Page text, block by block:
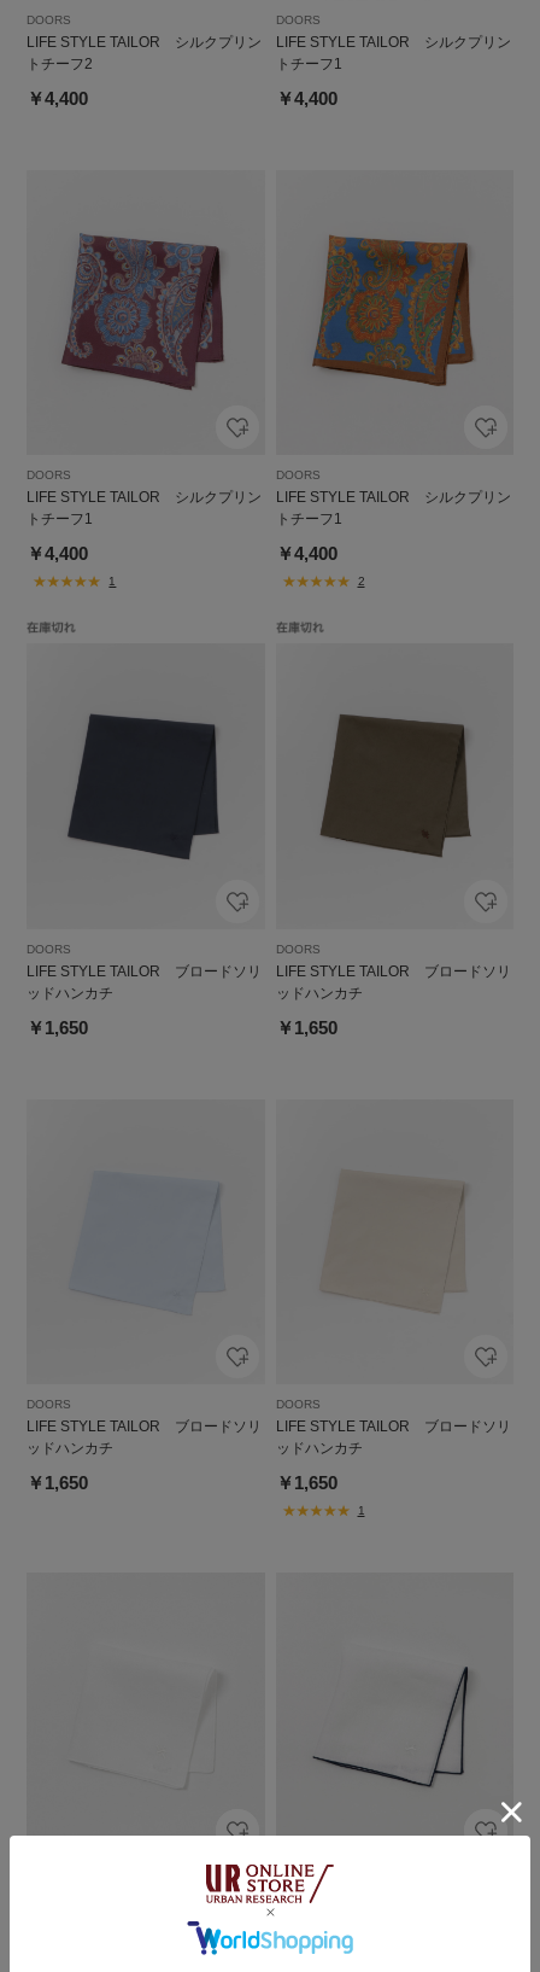
DOORS
LIFE STYLE TAILOR シルクプリン
トチーフ2
￥4,400
DOORS
LIFE STYLE TAILOR シルクプリン
トチーフ1
￥4,400
DOORS
LIFE STYLE TAILOR シルクプリン
トチーフ1
￥4,400
1
DOORS
LIFE STYLE TAILOR シルクプリン
トチーフ1
￥4,400
2
DOORS
LIFE STYLE TAILOR ブロードソリ
ッドハンカチ
￥1,650
DOORS
LIFE STYLE TAILOR ブロードソリ
ッドハンカチ
￥1,650
DOORS
LIFE STYLE TAILOR ブロードソリ
ッドハンカチ
￥1,650
DOORS
LIFE STYLE TAILOR ブロードソリ
ッドハンカチ
￥1,650
1
LIFE STYLE TAILOR リネンチーフ
DOORS
LIFE STYLE TAILOR リネンチーフ
￥3,850